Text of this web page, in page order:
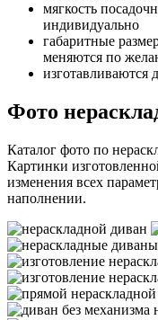
мягкость
индивидуально
габаритные
меняются по
изготавливаются
Фото
Каталог фото по
Картинки
изменения всех
наполнении.